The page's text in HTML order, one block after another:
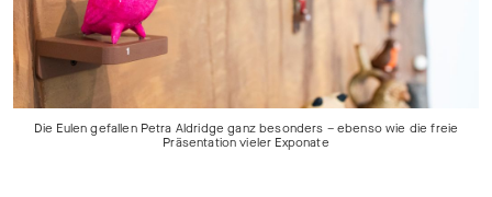
Die Eulen gefallen Petra Aldridge ganz besonders – ebenso wie die freie
Präsentation vieler Exponate